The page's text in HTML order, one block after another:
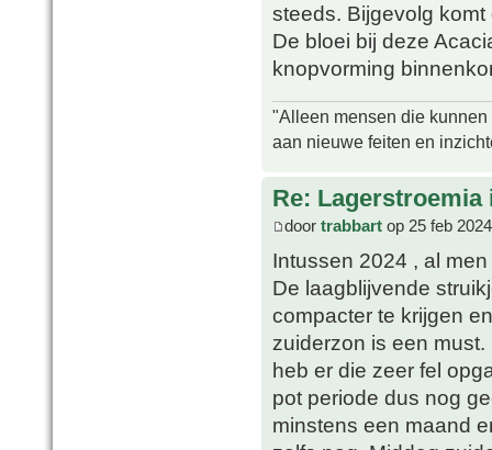
steeds. Bijgevolg
De bloei bij deze
knopvorming
"Alleen mensen die
aan nieuwe feiten en
Re:
door trabbart op 25 feb
Intussen 2024 , al
De laagblijvende
compacter te krijgen
zuiderzon is een
heb er die zeer fel
pot periode dus nog
minstens een maand